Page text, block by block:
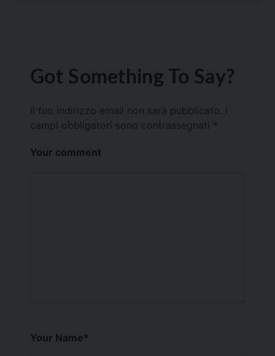
Got Something To Say?
Il tuo indirizzo email non sarà pubblicato.
campi obbligatori sono contrassegnati *
Your comment
Your Name*